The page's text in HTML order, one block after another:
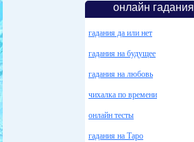
онлайн гадания
гадания да или нет
гадания на будущее
гадания на любовь
чихалка по времени
онлайн тесты
гадания на Таро